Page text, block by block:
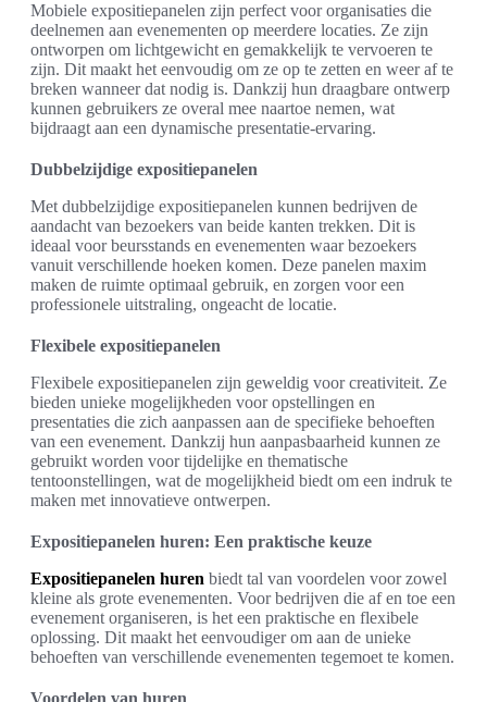
Mobiele expositiepanelen zijn perfect voor organisaties die
deelnemen aan evenementen op meerdere locaties. Ze zijn
ontworpen om lichtgewicht en gemakkelijk te vervoeren te
zijn. Dit maakt het eenvoudig om ze op te zetten en weer af te
breken wanneer dat nodig is. Dankzij hun draagbare ontwerp
kunnen gebruikers ze overal mee naartoe nemen, wat
bijdraagt aan een dynamische presentatie-ervaring.
Dubbelzijdige expositiepanelen
Met dubbelzijdige expositiepanelen kunnen bedrijven de
aandacht van bezoekers van beide kanten trekken. Dit is
ideaal voor beursstands en evenementen waar bezoekers
vanuit verschillende hoeken komen. Deze panelen maxim
maken de ruimte optimaal gebruik, en zorgen voor een
professionele uitstraling, ongeacht de locatie.
Flexibele expositiepanelen
Flexibele expositiepanelen zijn geweldig voor creativiteit. Ze
bieden unieke mogelijkheden voor opstellingen en
presentaties die zich aanpassen aan de specifieke behoeften
van een evenement. Dankzij hun aanpasbaarheid kunnen ze
gebruikt worden voor tijdelijke en thematische
tentoonstellingen, wat de mogelijkheid biedt om een indruk te
maken met innovatieve ontwerpen.
Expositiepanelen huren: Een praktische keuze
Expositiepanelen huren biedt tal van voordelen voor zowel
kleine als grote evenementen. Voor bedrijven die af en toe een
evenement organiseren, is het een praktische en flexibele
oplossing. Dit maakt het eenvoudiger om aan de unieke
behoeften van verschillende evenementen tegemoet te komen.